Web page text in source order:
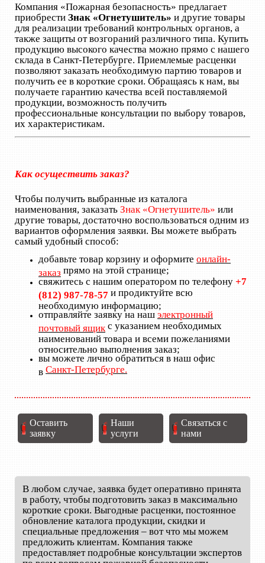
Компания «Пожарная безопасность» предлагает
приобрести Знак «Огнетушитель» и другие товары
для реализации требований контрольных органов, а
также защиты от возгораний различного типа. Купить
продукцию высокого качества можно прямо с нашего
склада в Санкт-Петербурге. Приемлемые расценки
позволяют заказать необходимую партию товаров и
получить ее в короткие сроки. Обращаясь к нам, вы
получаете гарантию качества всей поставляемой
продукции, возможность получить
профессиональные консультации по выбору товаров,
их характеристикам.
Как осуществить заказ?
Чтобы получить выбранные из каталога
наименования, заказать Знак «Огнетушитель» или
другие товары, достаточно воспользоваться одним из
вариантов оформления заявки. Вы можете выбрать
самый удобный способ:
добавьте товар корзину и оформите онлайн-
заказ прямо на этой странице;
свяжитесь с нашим оператором по телефону +7
(812) 987-78-57 и продиктуйте всю
необходимую информацию;
отправляйте заявку на наш электронный
почтовый ящик с указанием необходимых
наименований товара и всеми пожеланиями
относительно выполнения заказ;
вы можете лично обратиться в наш офис
в Санкт-Петербурге.
Оставить
заявку
Наши
услуги
Связаться с
нами
В любом случае, заявка будет оперативно принята
в работу, чтобы подготовить заказ в максимально
короткие сроки. Выгодные расценки, постоянное
обновление каталога продукции, скидки и
специальные предложения – вот что мы можем
предложить клиентам. Компания также
предоставляет подробные консультации экспертов